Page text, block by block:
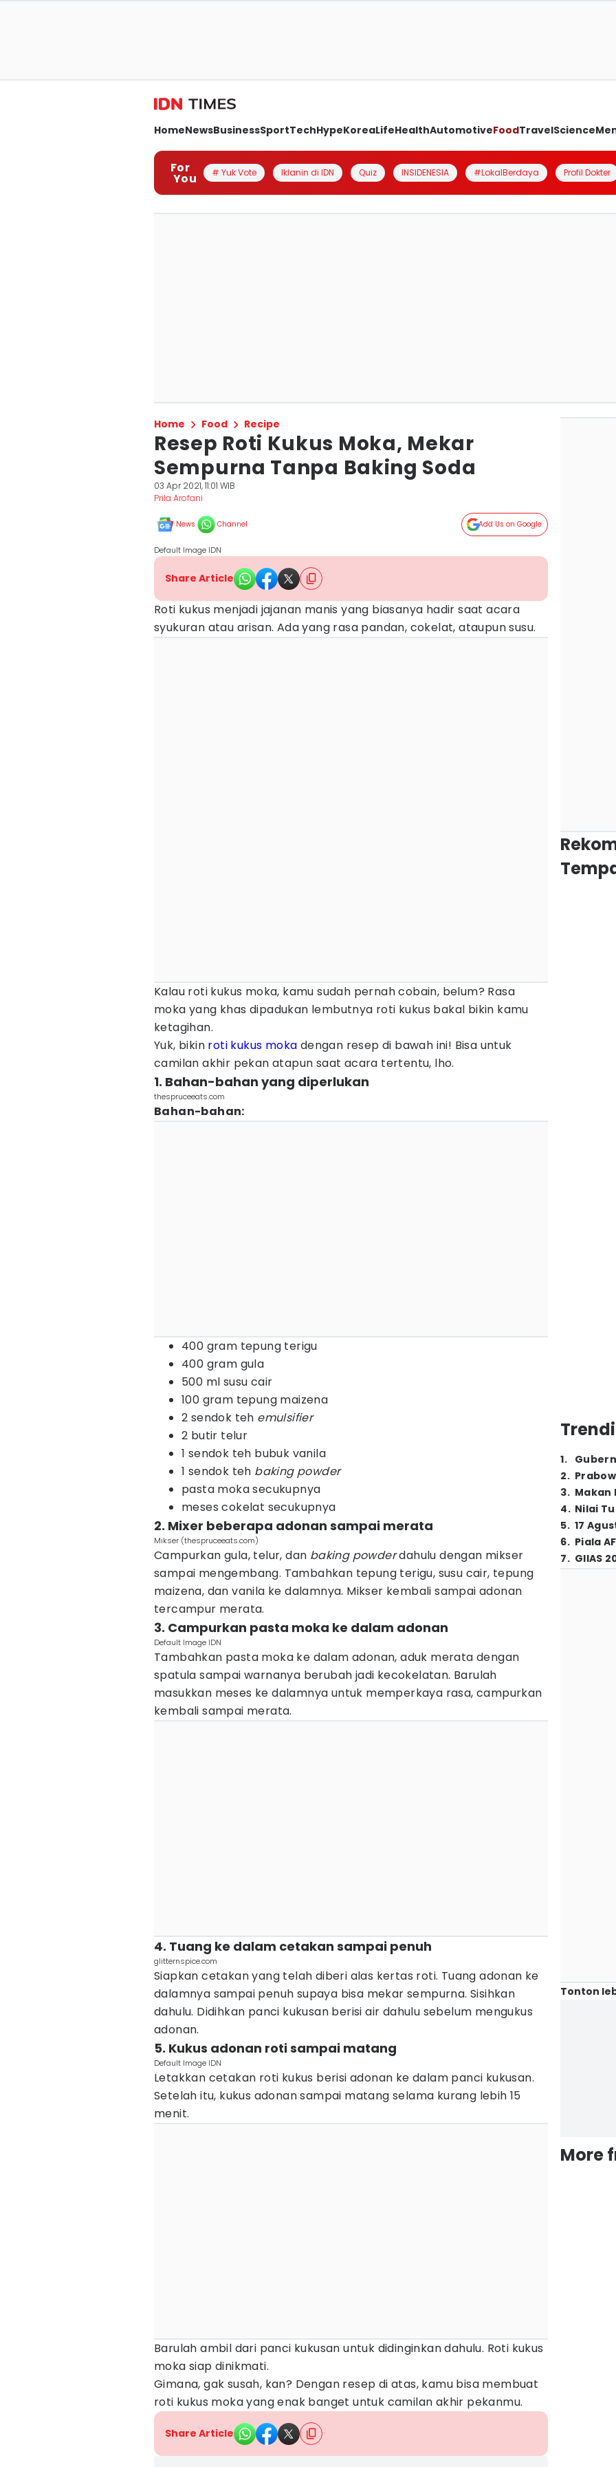
HomeNewsBusinessSportTechHypeKoreaLifeHealthAutomotiveFoodTravelScience
For
You # Yuk Vote Iklanin di IDN Quiz INSIDENESIA #LokalBerdaya Profil Dokter
Home Food Recipe
Resep Roti Kukus Moka, Mekar
Sempurna Tanpa Baking Soda
03 Apr 2021, 11:01 WIB
Prila Arofani
News Channel Add Us on Google
Default Image IDN
Share Article
Roti kukus menjadi jajanan manis yang biasanya hadir saat acara
syukuran atau arisan. Ada yang rasa pandan, cokelat, ataupun susu.
Kalau roti kukus moka, kamu sudah pernah cobain, belum? Rasa
moka yang khas dipadukan lembutnya roti kukus bakal bikin kamu
ketagihan.
Yuk, bikin roti kukus moka dengan resep di bawah ini! Bisa untuk
camilan akhir pekan atapun saat acara tertentu, lho.
1. Bahan-bahan yang diperlukan
thespruceeats.com
Bahan-bahan:
400 gram tepung terigu
400 gram gula
500 ml susu cair
100 gram tepung maizena
2 sendok teh emulsifier
2 butir telur
1 sendok teh bubuk vanila
1 sendok teh baking powder
pasta moka secukupnya
meses cokelat secukupnya
2. Mixer beberapa adonan sampai merata
Mikser (thespruceeats.com)
Campurkan gula, telur, dan baking powderdahulu dengan mikser
sampai mengembang. Tambahkan tepung terigu, susu cair, tepung
maizena, dan vanila ke dalamnya. Mikser kembali sampai adonan
tercampur merata.
3. Campurkan pasta moka ke dalam adonan
Default Image IDN
Tambahkan pasta moka ke dalam adonan, aduk merata dengan
spatula sampai warnanya berubah jadi kecokelatan. Barulah
masukkan meses ke dalamnya untuk memperkaya rasa, campurkan
kembali sampai merata.
4. Tuang ke dalam cetakan sampai penuh
glitternspice.com
Siapkan cetakan yang telah diberi alas kertas roti. Tuang adonan ke
dalamnya sampai penuh supaya bisa mekar sempurna. Sisihkan
dahulu. Didihkan panci kukusan berisi air dahulu sebelum mengukus
adonan.
5. Kukus adonan roti sampai matang
Default Image IDN
Letakkan cetakan roti kukus berisi adonan ke dalam panci kukusan.
Setelah itu, kukus adonan sampai matang selama kurang lebih 15
menit.
Barulah ambil dari panci kukusan untuk didinginkan dahulu. Roti kukus
moka siap dinikmati.
Gimana, gak susah, kan? Dengan resep di atas, kamu bisa membuat
roti kukus moka yang enak banget untuk camilan akhir pekanmu.
Share Article
1.
2.
3. Makan
4. Nilai
5. 17
6. Piala
7. GIIAS
Tonton
More